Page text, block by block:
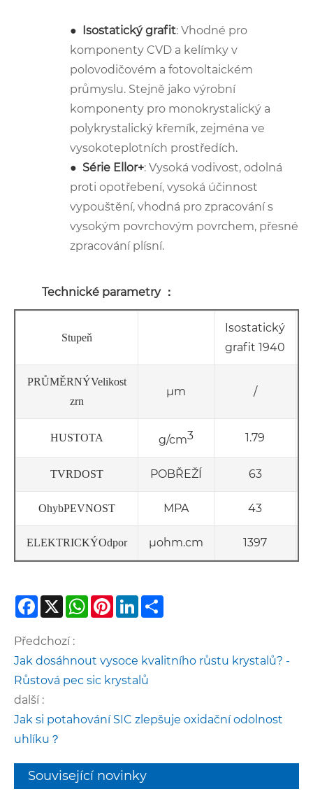
● Isostatický grafit: Vhodné pro
komponenty CVD a kelímky v
polovodičovém a fotovoltaickém
průmyslu. Stejně jako výrobní
komponenty pro monokrystalický a
polykrystalický křemík, zejména ve
vysokoteplotních prostředích.
● Série Ellor+: Vysoká vodivost, odolná
proti opotřebení, vysoká účinnost
vypouštění, vhodná pro zpracování s
vysokým povrchovým povrchem, přesné
zpracování plísní.
Technické parametry ：
Stupeň
Isostatický
grafit 1940
PRŮMĚRNÝVelikost
zrn
μm /
HUSTOTA g/cm3 1.79
TVRDOST POBŘEŽÍ 63
OhybPEVNOST MPA 43
ELEKTRICKÝOdpor μohm.cm 1397
Facebook
X WhatsApp
PinterestLinkedIn
Předchozí :
Jak dosáhnout vysoce kvalitního růstu krystalů? -
Růstová pec sic krystalů
další :
Jak si potahování SIC zlepšuje oxidační odolnost
uhlíku？
Související novinky